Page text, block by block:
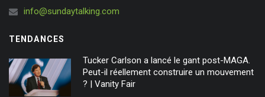
info@sundaytalking.com
TENDANCES
Tucker Carlson a lancé le gant post-MAGA.
Peut-il réellement construire un mouvement
? | Vanity Fair